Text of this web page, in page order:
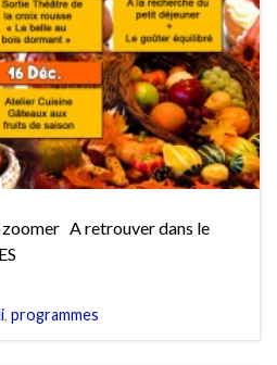
zoomer A retrouver dans le
, programmes